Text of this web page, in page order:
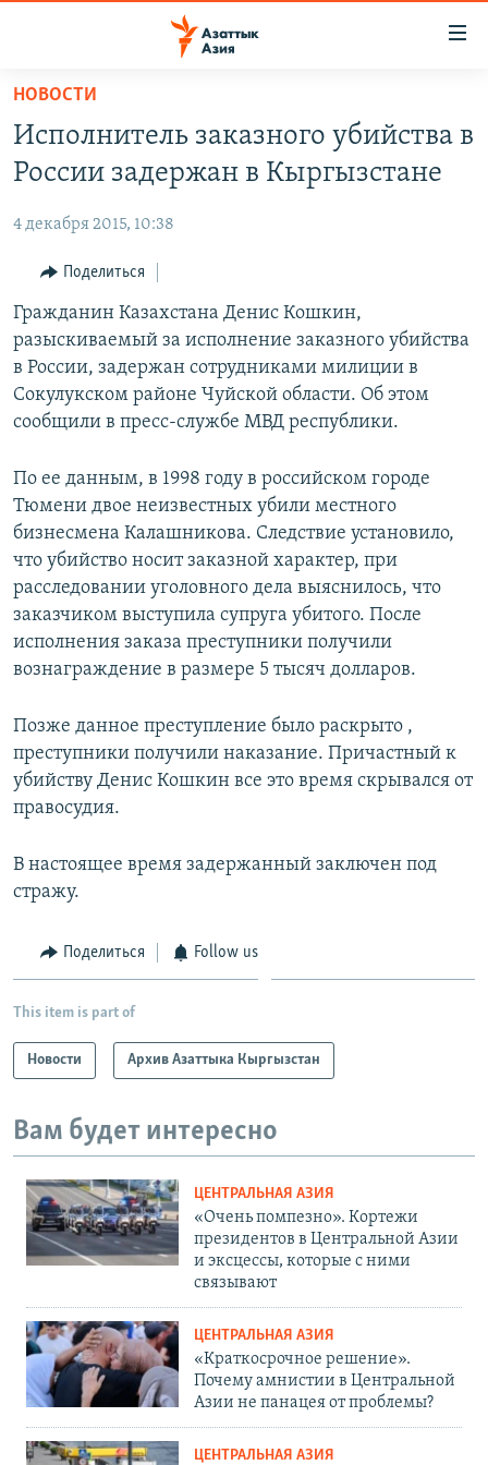
Вернуться
основному
содержанию
навигации
Вернутся
поиску
УЗБЕКИСТАН
ТАДЖИКИСТАН
ВОЙНА В УКРАИНЕ
НА ДРУГИХ ЯЗЫКАХ
ҚАЗАҚША
КЫРГЫЗЧА
ТОҶИКӢ
TÜRKMENÇE
Все сайты РСЕ/РС
НОВОСТИ
Исполнитель заказного убийства в
России задержан в Кыргызстане
4 декабря 2015, 10:38
Поделиться
Гражданин Казахстана Денис Кошкин,
разыскиваемый за исполнение заказного убийства
в России, задержан сотрудниками милиции в
Сокулукском районе Чуйской области. Об этом
сообщили в пресс-службе МВД республики.
По ее данным, в 1998 году в российском городе
Тюмени двое неизвестных убили местного
бизнесмена Калашникова. ​Следствие установило,
что убийство носит заказной характер, при
расследовании уголовного дела выяснилось, что
заказчиком выступила супруга убитого. После
исполнения заказа преступники​ получили
вознаграждение в размере 5 тысяч долларов.
Позже данное преступление было раскрыто ,
преступники получили наказание. Причастный к
убийству Денис Кошкин все это время скрывался от
правосудия.
В настоящее время задержанный заключен под
стражу.
Поделиться Follow us
This item is part of
Новости Архив Азаттыка Кыргызстан
Вам будет интересно
ЦЕНТРАЛЬНАЯ АЗИЯ
«Очень помпезно». Кортежи
президентов в Центральной Азии
и эксцессы, которые с ними
связывают
ЦЕНТРАЛЬНАЯ АЗИЯ
«Краткосрочное решение».
Почему амнистии в Центральной
Азии не панацея от проблемы?
ЦЕНТРАЛЬНАЯ АЗИЯ